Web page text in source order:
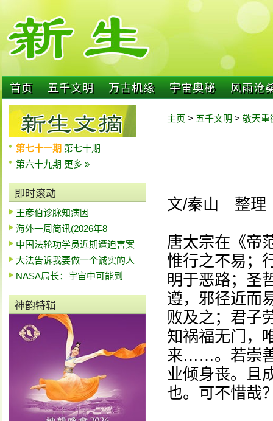
首页 五千文明 万古机缘 宇宙奥秘 风雨沧
第七十一期 第七十期
第六十九期 更多 »
即时滚动
王彦伯诊脉知病因
海外一周简讯(2026年8
中国法轮功学员近期遭迫害案
大法告诉我要做一个诚实的人
NASA局长：宇宙中可能到
神韵特辑
主页 > 五千文明 > 敬天重
文/秦山 整理
唐太宗在《帝
惟行之不易；
明于恶路；圣
遵，邪径近而
败及之；君子
知祸福无门，
来……。若崇
业倾身丧。且
也。可不惜哉